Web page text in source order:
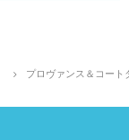
プロヴァンス＆コート